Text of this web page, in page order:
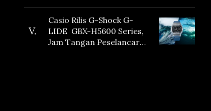
Baru!
V.
Casio Rilis G-Shock G-
LIDE GBX-H5600 Series,
Jam Tangan Peselancar